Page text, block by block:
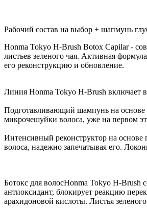
Рабочий состав на выбор + шапмунь
Honma Tokyo H-Brush Botox Capilar -
листьев зеленого чая. Активная
его реконструкцию и обновление.
Линия Honma Tokyo H-Brush включает в
Подготавливающий шампунь на основе
микрочешуйки волоса, уже на первом
Интенсивный реконструктор на основе
волоса, надежно запечатывая его.
Ботокс для волосHonma Tokyo H-Brush
антиоксидант, блокирует реакцию
арахидоновой кислоты. Листья